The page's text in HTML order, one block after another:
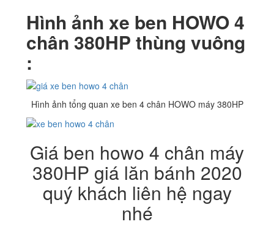
Hình ảnh xe ben HOWO 4
chân 380HP thùng vuông
:
Hình ảnh tổng quan xe ben 4 chân HOWO máy 380HP
Giá ben howo 4 chân máy
380HP giá lăn bánh 2020
quý khách liên hệ ngay
nhé